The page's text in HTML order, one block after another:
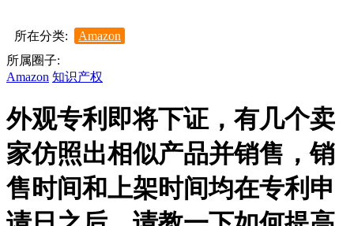
所在分类:
Amazon
所属圈子:
Amazon 知识产权
外观专利即将下证，有几个卖
家仿照出相似产品并销售，销
售时间和上架时间均在专利申